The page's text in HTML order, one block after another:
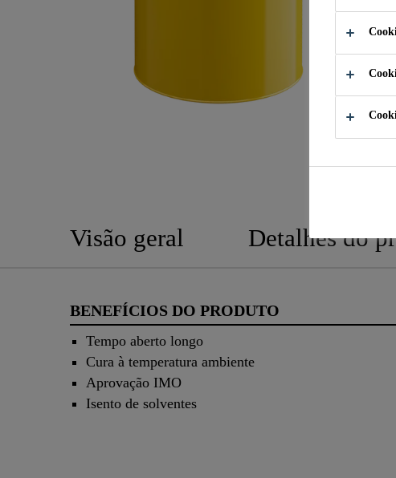
Visão geral Detalhes do
BENEFÍCIOS DO PRODUTO
Tempo aberto longo
Cura à temperatura ambiente
Aprovação IMO
Isento de solventes